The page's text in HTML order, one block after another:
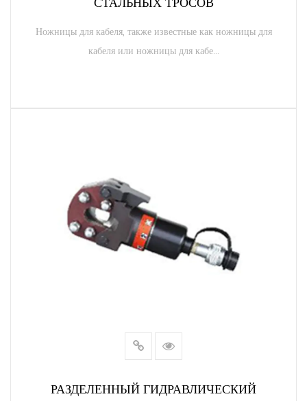
Ножницы для кабеля, также известные как ножницы для
кабеля или ножницы для кабе...
РАЗДЕЛЕННЫЙ ГИДРАВЛИЧЕСКИЙ